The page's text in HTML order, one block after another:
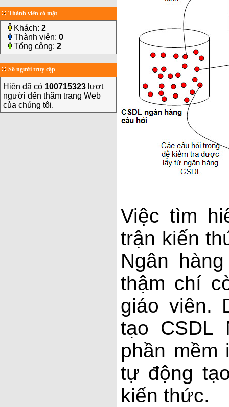
Thành viên có mặt
Khách: 2
Thành viên: 0
Tổng cộng: 2
Số người truy cập
Hiện đã có 100715323 lượt
người đến thăm trang Web
của chúng tôi.
Việc tìm
trận kiến
Ngân
thậm chí
giáo viên.
tạo CSDL
phần mềm
tự động
kiến thức.